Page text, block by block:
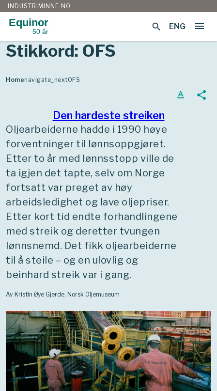
Gå
til
menu
INDUSTRIMINNE.NO
Equinor
50 år search ENG
Stikkord: OFS
Homenavigate_nextOFS
Den hardeste streiken
text_format share
Oljearbeiderne hadde i 1990 høye
forventninger til lønnsoppgjøret.
Etter to år med lønnsstopp ville de
ta igjen det tapte, selv om Norge
fortsatt var preget av høy
arbeidsledighet og lave oljepriser.
Etter kort tid endte forhandlingene
med streik og deretter tvungen
lønnsnemd. Det fikk oljearbeiderne
til å steile – og en ulovlig og
beinhard streik var i gang.
Av Kristin Øye Gjerde, Norsk Oljemuseum